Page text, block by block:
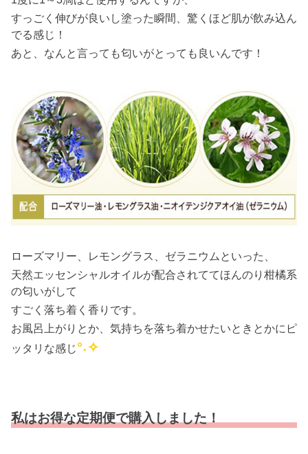
すっごく伸びが良いし塗った瞬間、驚くほど肌が飲み込ん
でる感じ！
あと、なんと言っても匂いがとっても良いんです！
ローズマリー、レモングラス、ゼラニウムといった、
天然エッセンシャルオイルが配合されててほんのり柑橘系
の匂いがして
すごく落ち着く香りです。
お風呂上がりとか、気持ちを落ち着かせたいときとかにピ
ッタリな感じ°˖✧
私はお得な定期便で購入しました！